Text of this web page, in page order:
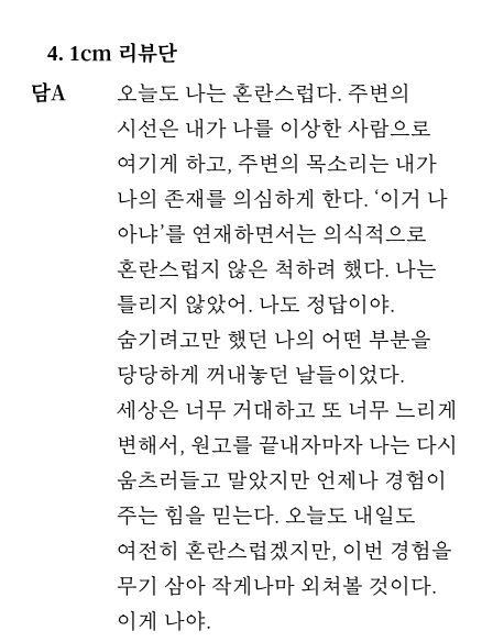
4. 1cm 리뷰단
담A
오늘도 나는 혼란스럽다. 주변의
시선은 내가 나를 이상한 사람으로
여기게 하고, 주변의 목소리는 내가
나의 존재를 의심하게 한다. ‘이거 나
아냐’를 연재하면서는 의식적으로
혼란스럽지 않은 척하려 했다. 나는
틀리지 않았어. 나도 정답이야.
숨기려고만 했던 나의 어떤 부분을
당당하게 꺼내놓던 날들이었다.
세상은 너무 거대하고 또 너무 느리게
변해서, 원고를 끝내자마자 나는 다시
움츠러들고 말았지만 언제나 경험이
주는 힘을 믿는다. 오늘도 내일도
여전히 혼란스럽겠지만, 이번 경험을
무기 삼아 작게나마 외쳐볼 것이다.
이게 나야.